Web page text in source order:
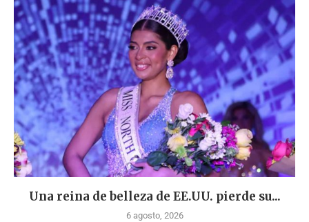
Una reina de belleza de EE.UU. pierde su...
6 agosto, 2026